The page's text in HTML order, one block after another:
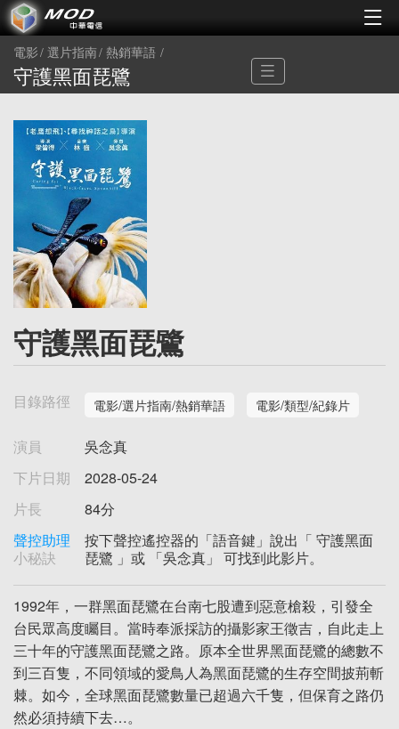
電影 選片指南 熱銷華語
守護黑面琵鷺
守護黑面琵鷺
目錄路徑 電影/選片指南/熱銷華語 電影/類型/紀錄片
演員
吳念真
下片日期
2028-05-24
片長
84分
聲控助理
小秘訣
按下聲控遙控器的「語音鍵」說出「 守護黑面
琵鷺 」或 「吳念真」 可找到此影片。
1992年，一群黑面琵鷺在台南七股遭到惡意槍殺，引發全
台民眾高度矚目。當時奉派採訪的攝影家王徵吉，自此走上
三十年的守護黑面琵鷺之路。原本全世界黑面琵鷺的總數不
到三百隻，不同領域的愛鳥人為黑面琵鷺的生存空間披荊斬
棘。如今，全球黑面琵鷺數量已超過六千隻，但保育之路仍
然必須持續下去…。